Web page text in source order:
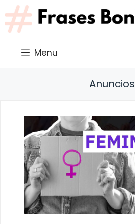
Saltar
al
contenido
Menu
Anuncios